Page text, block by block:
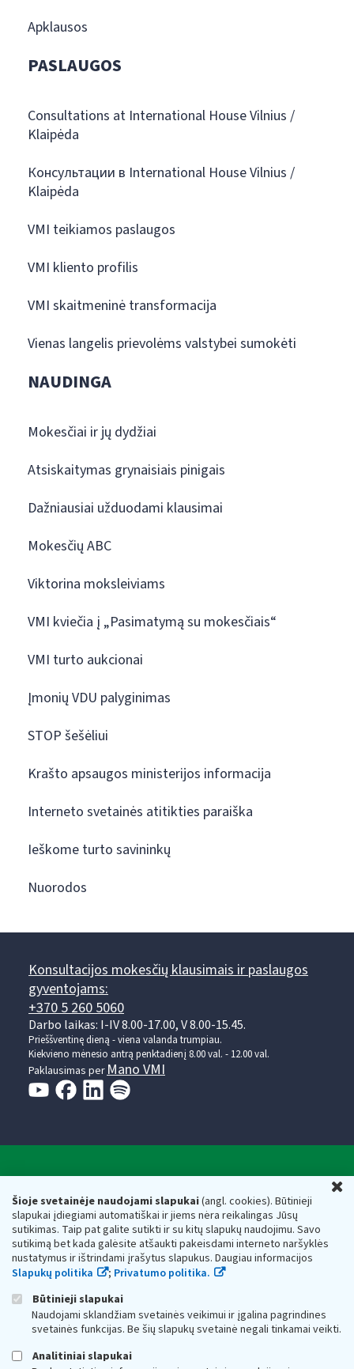
Šioje svetainėje naudojami slapukai(angl. cookies). Būtinieji
slapukai įdiegiami automatiškai ir jiems nėra reikalingas Jūsų
sutikimas. Taip pat galite sutikti ir su kitų slapukų naudojimu. Savo
sutikimą bet kada galėsite atšaukti pakeisdami interneto naršyklės
nustatymus ir ištrindami įrašytus slapukus. Daugiau informacijos
Slapukų politika
; Privatumo politika.
Būtinieji slapukai
Naudojami sklandžiam svetainės veikimui ir įgalina pagrindines
svetainės funkcijas. Be šių slapukų svetainė negali tinkamai veikti.
Analitiniai slapukai
Apklausos
PASLAUGOS
Consultations at International House Vilnius /
Klaipėda
Консультации в International House Vilnius /
Klaipėda
VMI teikiamos paslaugos
VMI kliento profilis
VMI skaitmeninė transformacija
Vienas langelis prievolėms valstybei sumokėti
NAUDINGA
Mokesčiai ir jų dydžiai
Atsiskaitymas grynaisiais pinigais
Dažniausiai užduodami klausimai
Mokesčių ABC
Viktorina moksleiviams
VMI kviečia į „Pasimatymą su mokesčiais“
VMI turto aukcionai
Įmonių VDU palyginimas
STOP šešėliui
Krašto apsaugos ministerijos informacija
Interneto svetainės atitikties paraiška
Ieškome turto savininkų
Nuorodos
Konsultacijos mokesčių klausimais ir paslaugos
gyventojams:
+370 5 260 5060
Darbo laikas: I-IV 8.00-17.00, V 8.00-15.45.
Prieššventinę dieną - viena valanda trumpiau.
Kiekvieno mėnesio antrą penktadienį 8.00 val. - 12.00 val.
Paklausimas per Mano VMI
Respublikos finansų ministerijos
Biudžetinė įstaiga. Juridinio asmens kodas — 188659752,
adresas: Vasario 16-osios g. 14, 01107 Vilnius, Lietuva, el.paštas:
vmi@vmi.lt, E. pristatymo dėžutės adresas 188659752
Duomenys apie Valstybinę mokesčių inspekciją prie Lietuvos
Respublikos finansų ministerijos kaupiami ir saugomi Juridinių